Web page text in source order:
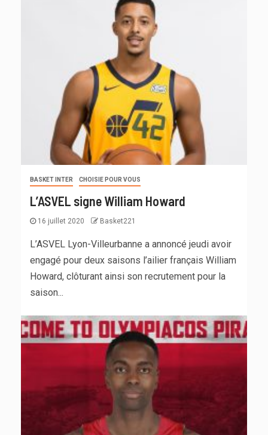
BASKET INTER CHOISIE POUR VOUS
L’ASVEL signe William Howard
16 juillet 2020 Basket221
L’ASVEL Lyon-Villeurbanne a annoncé jeudi avoir
engagé pour deux saisons l’ailier français William
Howard, clôturant ainsi son recrutement pour la
saison...